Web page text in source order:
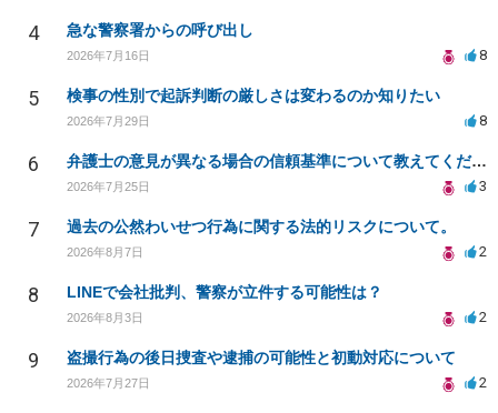
4 急な警察署からの呼び出し
2026年7月16日 8
5 検事の性別で起訴判断の厳しさは変わるのか知りたい
2026年7月29日 8
6 弁護士の意見が異なる場合の信頼基準について教えてください
2026年7月25日 3
7 過去の公然わいせつ行為に関する法的リスクについて。
2026年8月7日 2
8 LINEで会社批判、警察が立件する可能性は？
2026年8月3日 2
9 盗撮行為の後日捜査や逮捕の可能性と初動対応について
2026年7月27日 2